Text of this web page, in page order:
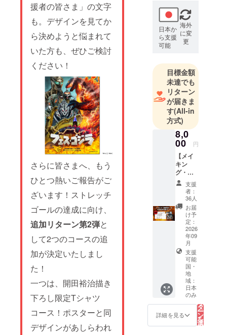
援者の皆さま」の文字
も。デザインを見てか
ら決めようと悩まれて
いた方も、ぜひご検討
ください！
さらに皆さまへ、もう
ひとつ熱いご報告がご
ざいます！ストレッチ
ゴールの達成に向け、
追加リターン第2弾と
して2つのコースの追
加が決定いたしまし
た！
一つは、開田裕治描き
下ろし限定Tシャツ
コース！ポスターと同
デザインがあしらわれ
を現しま
す。監督は
これまでの
シリーズ全
作を手掛け
てきた中川
和博が務
め、前作で
はCGで表現
されていた
バーニング
状態を、今
作では「常
時バーニン
グ状態で稼
働する新造
スーツ」と
して具現化
することに
挑みます！
ファンの皆
様の熱量を
そのままゴ
ジラの体内
エネルギー
へと変え、
史上最も熱
く、最も美
しいバーニ
日本か
ら支援
可能
海外
に変
更
目標金額
未達でも
リターン
が届きま
す(All-in
方式)
8,0
00 円
【メイ
キン
グ・場
面写
データ
&設定資
料集
コース
Behind-
the-
Scenes
Data &
Concep
t Art
Book】
*This
cannot
backed
from
支援
者：
36人
お届
け予
定：
2026
年09
月
支援
可能
国・
地
域：
日本
のみ
詳細を見る
リ
タ
ー
ン
を
選
択